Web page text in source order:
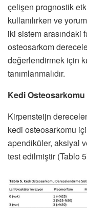
çelişen prognostik
kullanılırken ve
iki sistem arasındaki
osteosarkom
değerlendirmek için
tanımlanmalıdır.
Kedi Osteosarkomu
Kirpensteijn
kedi osteosarkomu
apendiküler, aksiyal
test edilmiştir (Tablo